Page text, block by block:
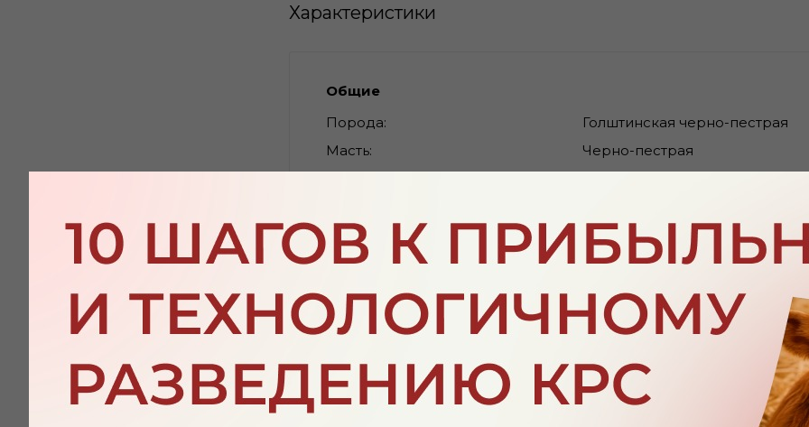
Характеристики
Общие
Порода
Голштинская черно-пестрая
Масть
Черно-пестрая
Дата рождения
12.07.2014
Страна происхождения
Россия
Группа крови
Каппа-казеин
АА
Родословная